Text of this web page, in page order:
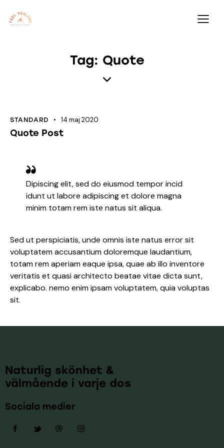
Tag: Quote
STANDARD 14 maj 2020
Quote Post
Dipiscing elit, sed do eiusmod tempor incid
idunt ut labore adipiscing et dolore magna
minim totam rem iste natus sit aliqua.
Sed ut perspiciatis, unde omnis iste natus error sit
voluptatem accusantium doloremque laudantium,
totam rem aperiam eaque ipsa, quae ab illo inventore
veritatis et quasi architecto beatae vitae dicta sunt,
explicabo. nemo enim ipsam voluptatem, quia voluptas
sit.
Naturlig skönhet &
välmående i varje dos
Sociala medier